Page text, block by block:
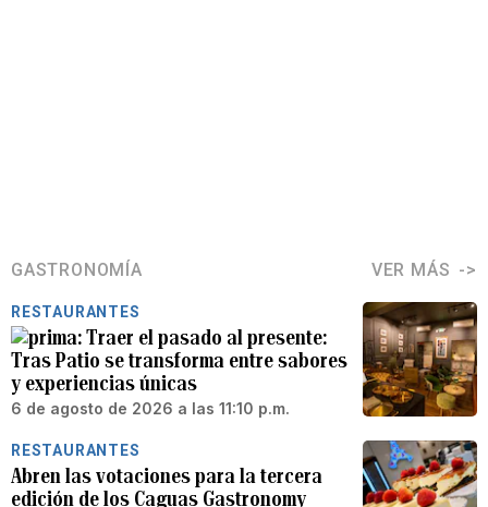
GASTRONOMÍA VER MÁS
RESTAURANTES
Traer el pasado al presente:
Tras Patio se transforma entre sabores
y experiencias únicas
6 de agosto de 2026 a las 11:10 p.m.
RESTAURANTES
Abren las votaciones para la tercera
edición de los Caguas Gastronomy